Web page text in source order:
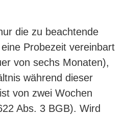
die zu beachtende
Probezeit vereinbart
von sechs Monaten),
während dieser
von zwei Wochen
Abs. 3 BGB). Wird